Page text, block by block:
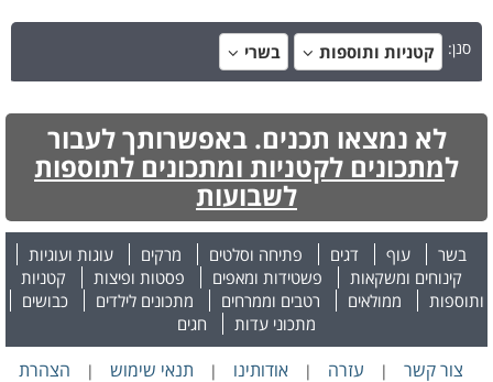
סנן: קטניות ותוספות בשרי
לא נמצאו תכנים. באפשרותך לעבור
למתכונים לקטניות ומתכונים לתוספות
לשבועות
בשר עוף דגים פתיחה וסלטים מרקים
עוגות ועוגיות
קינוחים ומשקאות
פשטידות ומאפים פסטות ופיצות
קטניות
ותוספות
ממולאים רטבים וממרחים מתכונים לילדים
כבושים
מתכוני עדות
חגים
צור קשר | עזרה | אודותינו | תנאי שימוש | הצהרת